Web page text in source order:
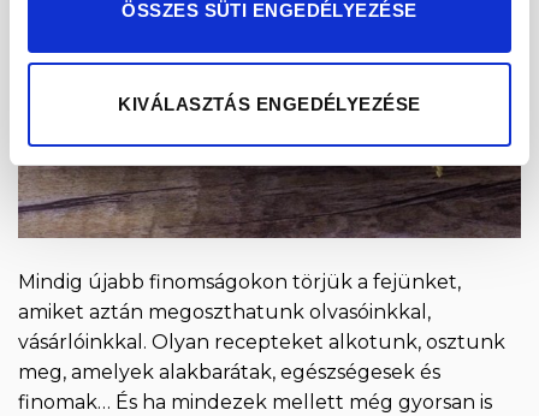
ÖSSZES SÜTI ENGEDÉLYEZÉSE
KIVÁLASZTÁS ENGEDÉLYEZÉSE
Mindig újabb finomságokon törjük a fejünket,
amiket aztán megoszthatunk olvasóinkkal,
vásárlóinkkal. Olyan recepteket alkotunk, osztunk
meg, amelyek alakbarátak, egészségesek és
finomak… És ha mindezek mellett még gyorsan is